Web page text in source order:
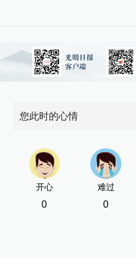
您此时的心情
开心
0
难过
0